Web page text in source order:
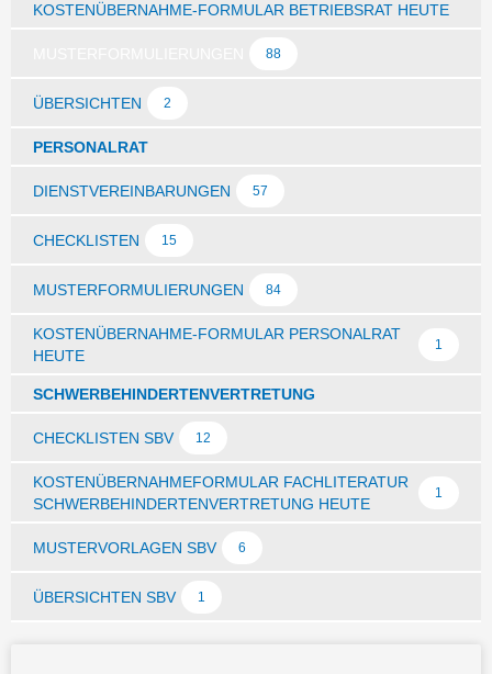
KOSTENÜBERNAHME-FORMULAR BETRIEBSRAT HEUTE
88
ÜBERSICHTEN 2
PERSONALRAT
DIENSTVEREINBARUNGEN 57
CHECKLISTEN 15
MUSTERFORMULIERUNGEN 84
KOSTENÜBERNAHME-FORMULAR PERSONALRAT
HEUTE
1
SCHWERBEHINDERTENVERTRETUNG
CHECKLISTEN SBV 12
KOSTENÜBERNAHMEFORMULAR FACHLITERATUR
SCHWERBEHINDERTENVERTRETUNG HEUTE
1
MUSTERVORLAGEN SBV 6
ÜBERSICHTEN SBV 1